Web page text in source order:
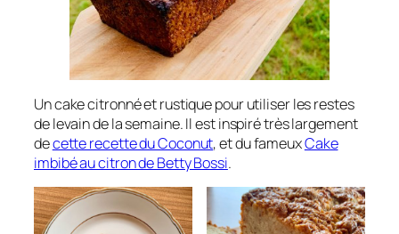
Un cake citronné et rustique pour utiliser les restes
de levain de la semaine. Il est inspiré très largement
decette recette du Coconut, et du fameuxCake
imbibé au citron de Betty Bossi.